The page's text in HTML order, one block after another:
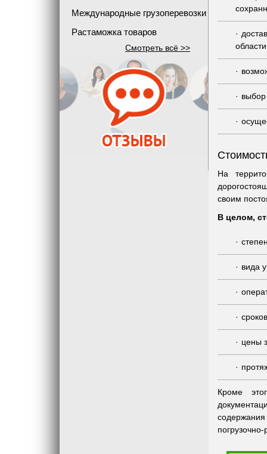
Международные грузоперевозки
Растаможка товаров
Смотреть всё >>
На
своим
В целом,
вида
цены
Кроме